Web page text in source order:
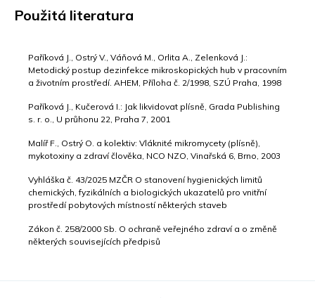
Použitá literatura
­Paříková J., Ostrý V., Váňová M., Orlita A., Zelenková J.:
Metodický postup dezinfekce mikroskopických hub v pracovním
a životním prostředí. AHEM, Příloha č. 2/1998, SZÚ Praha, 1998
­Paříková J., Kučerová I.: Jak likvidovat plísně, Grada Publishing
s. r. o., U průhonu 22, Praha 7, 2001
­Malíř F., Ostrý O. a kolektiv: Vláknité mikromycety (plísně),
mykotoxiny a zdraví člověka, NCO NZO, Vinařská 6, Brno, 2003
­Vyhláška č. 43/2025 MZČR O stanovení hygienických limitů
chemických, fyzikálních a biologických ukazatelů pro vnitřní
prostředí pobytových místností některých staveb
­Zákon č. 258/2000 Sb. O ochraně veřejného zdraví a o změně
některých souvisejících předpisů